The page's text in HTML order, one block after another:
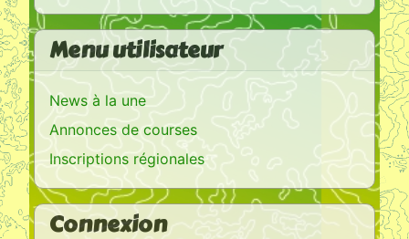
Menu utilisateur
News à la une
Annonces de courses
Inscriptions régionales
Connexion